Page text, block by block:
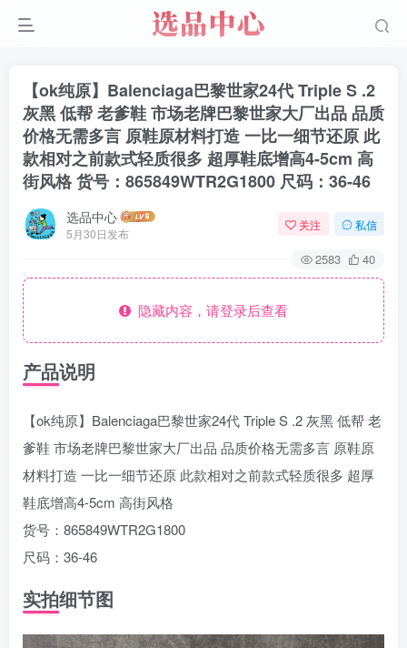
【ok纯原】Balenciaga巴黎世家24代 Triple S .2
灰黑 低帮 老爹鞋 市场老牌巴黎世家大厂出品 品质
价格无需多言 原鞋原材料打造 一比一细节还原 此
款相对之前款式轻质很多 超厚鞋底增高4-5cm 高
街风格 货号：865849WTR2G1800 尺码：36-46
选品中心
5月30日发布
关注 私信
2583 40
隐藏内容，请登录后查看
产品说明
【ok纯原】Balenciaga巴黎世家24代 Triple S .2 灰黑 低帮 老
爹鞋 市场老牌巴黎世家大厂出品 品质价格无需多言 原鞋原
材料打造 一比一细节还原 此款相对之前款式轻质很多 超厚
鞋底增高4-5cm 高街风格
货号：865849WTR2G1800
尺码：36-46
实拍细节图